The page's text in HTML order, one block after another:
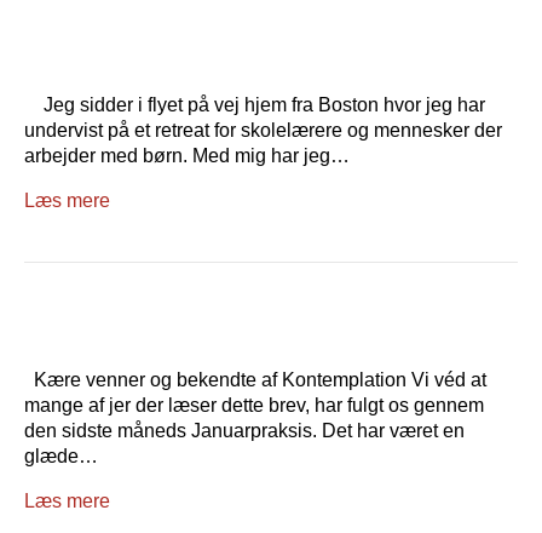
Jeg sidder i flyet på vej hjem fra Boston hvor jeg har
undervist på et retreat for skolelærere og mennesker der
arbejder med børn. Med mig har jeg…
Læs mere
Kære venner og bekendte af Kontemplation Vi véd at
mange af jer der læser dette brev, har fulgt os gennem
den sidste måneds Januarpraksis. Det har været en
glæde…
Læs mere